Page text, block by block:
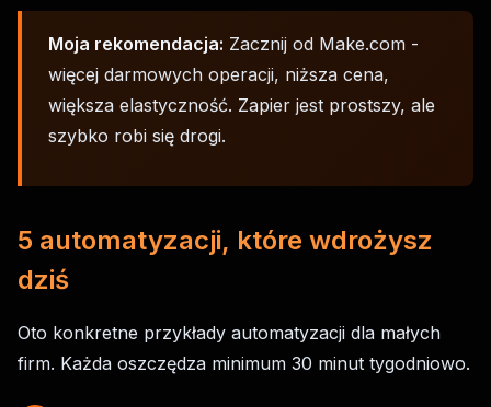
Moja rekomendacja: Zacznij od Make.com -
więcej darmowych operacji, niższa cena,
większa elastyczność. Zapier jest prostszy, ale
szybko robi się drogi.
5 automatyzacji, które wdrożysz
dziś
Oto konkretne przykłady automatyzacji dla małych
firm. Każda oszczędza minimum 30 minut tygodniowo.